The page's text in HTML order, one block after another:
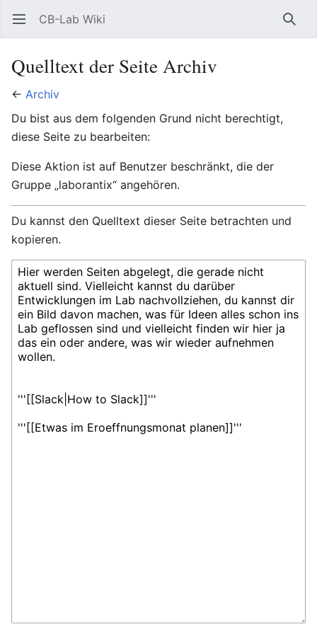
Hauptmenü öffnen CB-Lab Wiki
Quelltext der Seite Archiv
← Archiv
Du bist aus dem folgenden Grund nicht berechtigt,
diese Seite zu bearbeiten:
Diese Aktion ist auf Benutzer beschränkt, die der
Gruppe „laborantix“ angehören.
Du kannst den Quelltext dieser Seite betrachten und
kopieren.